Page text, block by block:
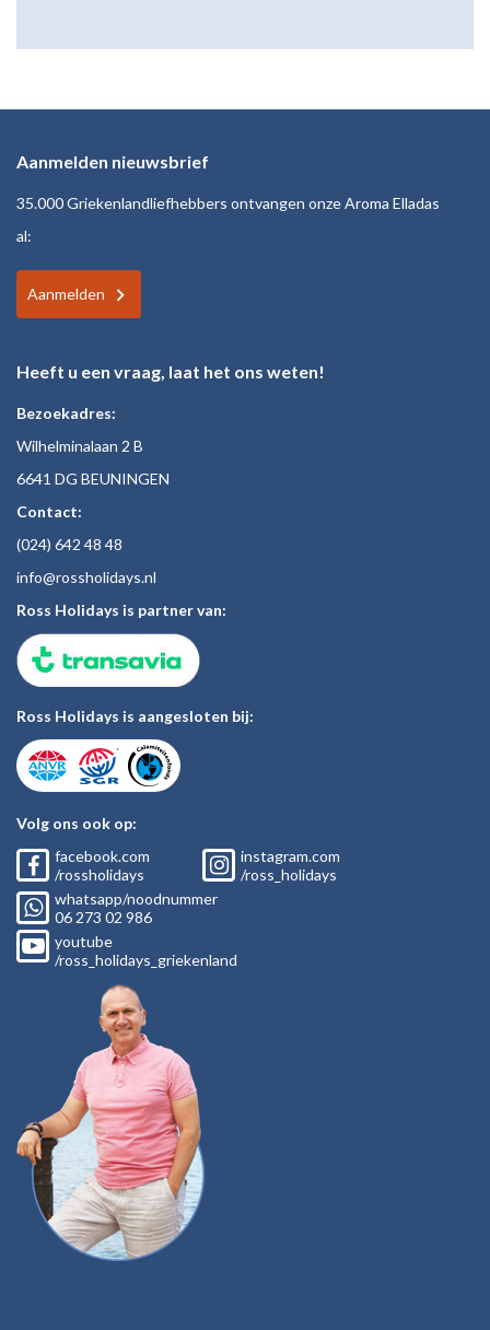
Aanmelden nieuwsbrief
35.000 Griekenlandliefhebbers ontvangen onze Aroma Elladas
al:
Aanmelden
Heeft u een vraag, laat het ons weten!
Bezoekadres:
Wilhelminalaan 2 B
6641 DG BEUNINGEN
Contact:
(024) 642 48 48
info@rossholidays.nl
Ross Holidays is partner van:
Ross Holidays is aangesloten bij:
Volg ons ook op:
facebook.com
/rossholidays
instagram.com
/ross_holidays
whatsapp/noodnummer
06 273 02 986
youtube
/ross_holidays_griekenland